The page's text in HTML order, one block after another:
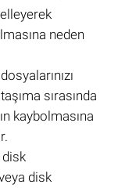
neden
dosyalarınızı
sırasında
kaybolmasına
disk